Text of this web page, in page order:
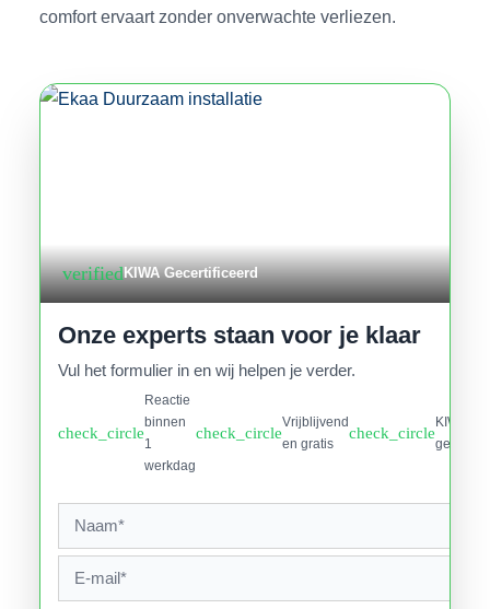
comfort ervaart zonder onverwachte verliezen.
verifiedKIWA Gecertificeerd
Onze experts staan voor je klaar
Vul het formulier in en wij helpen je verder.
check_circle
Reactie
binnen
1
werkdag
check_circle
Vrijblijvend
en gratis
check_circle
KIWA